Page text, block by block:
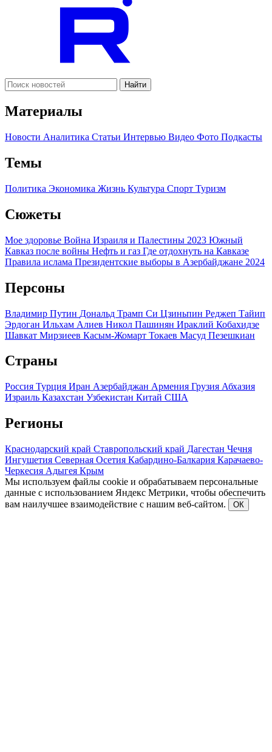
Найти
Материалы
Новости Аналитика Статьи Интервью Видео Фото Подкасты
Темы
Политика Экономика Жизнь Культура Спорт Туризм
Сюжеты
Мое здоровье Война Израиля и Палестины 2023 Южный
Кавказ после войны Нефть и газ Где отдохнуть на Кавказе
Правила ислама Президентские выборы в Азербайджане 2024
Персоны
Владимир Путин Дональд Трамп Си Цзиньпин Реджеп Тайип
Эрдоган Ильхам Алиев Никол Пашинян Ираклий Кобахидзе
Шавкат Мирзиеев Касым-Жомарт Токаев Масуд Пезешкиан
Страны
Россия Турция Иран Азербайджан Армения Грузия Абхазия
Израиль Казахстан Узбекистан Китай США
Регионы
Краснодарский край Ставропольский край Дагестан Чечня
Ингушетия Северная Осетия Кабардино-Балкария Карачаево-
Черкесия Адыгея Крым
Мы используем файлы cookie и обрабатываем персональные
данные с использованием Яндекс Метрики, чтобы обеспечить
вам наилучшее взаимодействие с нашим веб-сайтом.
ОК